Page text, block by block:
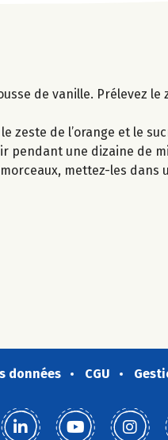
de vanille. Prélevez le
zeste de l’orange et le
pendant une dizaine de
mettez-les dans
données CGU